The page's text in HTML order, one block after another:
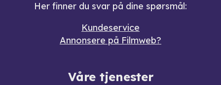
Her finner du svar på dine spørsmål:
Kundeservice
Annonsere på Filmweb?
Våre tjenester